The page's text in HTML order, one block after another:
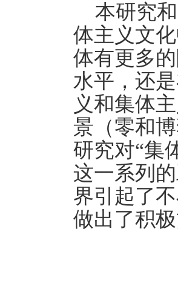
本研究
体主义文
体有更多
水平，还
义和集体
景（零和
研究对“集
这一系列
界引起了
做出了积